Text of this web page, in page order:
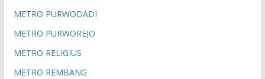
METRO PURWODADI
METRO PURWOREJO
METRO RELIGIUS
METRO REMBANG